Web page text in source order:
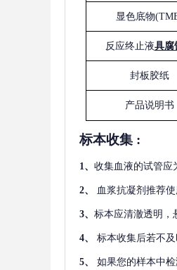
显色底物(
反应终止液具腐
封板胶纸
产品说明书
标本收集 :
1、 收集血液的试管应
2、 血浆抗凝剂推荐使
3、 标本应清澈透明，
4、 标本收集后若不
5、 如果您的样本中